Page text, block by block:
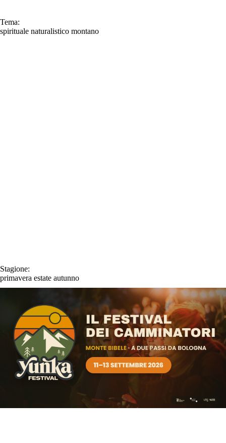
Tema:
spirituale naturalistico montano
Stagione:
primavera estate autunno